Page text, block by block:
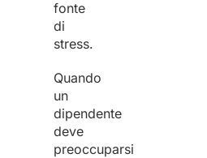
fonte
di
stress.
Quando
un
dipendente
deve
preoccuparsi